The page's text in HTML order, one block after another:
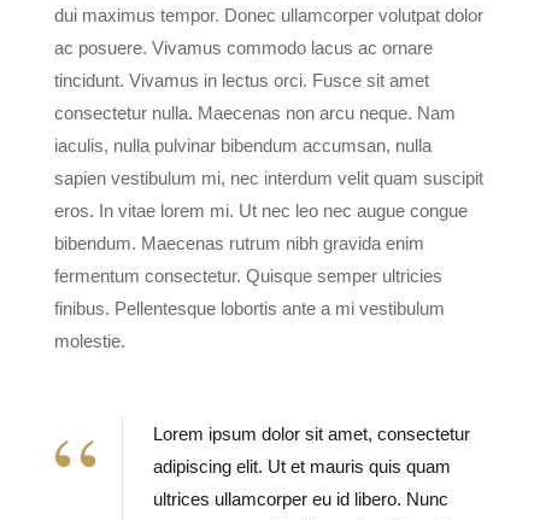
dui maximus tempor. Donec ullamcorper volutpat dolor
ac posuere. Vivamus commodo lacus ac ornare
tincidunt. Vivamus in lectus orci. Fusce sit amet
consectetur nulla. Maecenas non arcu neque. Nam
iaculis, nulla pulvinar bibendum accumsan, nulla
sapien vestibulum mi, nec interdum velit quam suscipit
eros. In vitae lorem mi. Ut nec leo nec augue congue
bibendum. Maecenas rutrum nibh gravida enim
fermentum consectetur. Quisque semper ultricies
finibus. Pellentesque lobortis ante a mi vestibulum
molestie.
Lorem ipsum dolor sit amet, consectetur
adipiscing elit. Ut et mauris quis quam
ultrices ullamcorper eu id libero. Nunc